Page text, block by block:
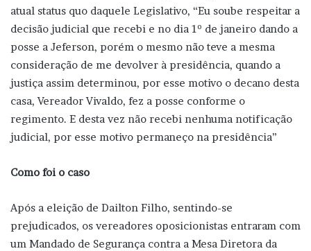
atual status quo daquele Legislativo, “Eu soube respeitar a
decisão judicial que recebi e no dia 1º de janeiro dando a
posse a Jeferson, porém o mesmo não teve a mesma
consideração de me devolver à presidência, quando a
justiça assim determinou, por esse motivo o decano desta
casa, Vereador Vivaldo, fez a posse conforme o
regimento. E desta vez não recebi nenhuma notificação
judicial, por esse motivo permaneço na presidência”
Como foi o caso
Após a eleição de Dailton Filho, sentindo-se
prejudicados, os vereadores oposicionistas entraram com
um Mandado de Segurança contra a Mesa Diretora da